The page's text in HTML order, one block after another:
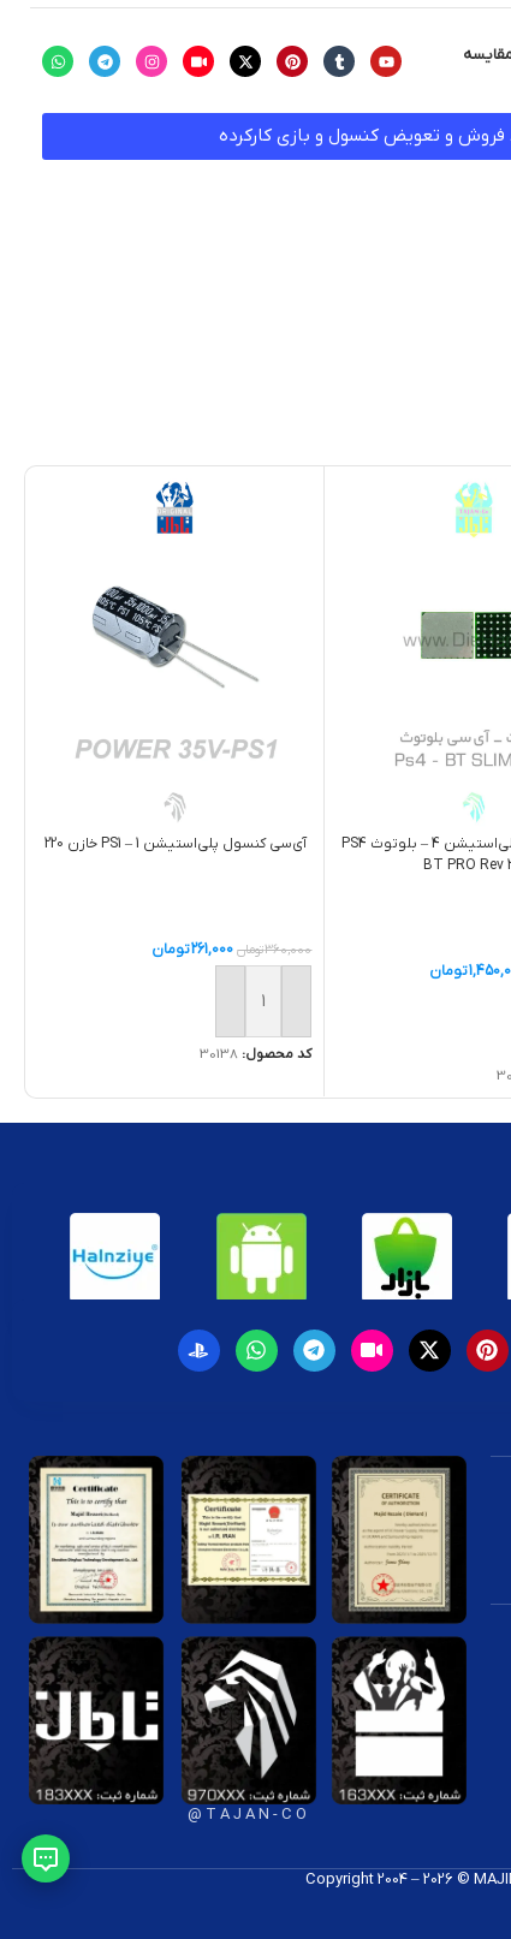
فروش و تعویض کنسول و بازی کارکرده
آی‌سی کنسول پلی‌استیشن 4 – بلوتوث PS4
BT PRO Rev
تومان
خرید
آی‌سی کنسول پلی‌استیشن 1 – PS1 خازن 220
360,000تومان 261,000تومان
افزودن به سبد خرید
کد محصول: 30138
T A J A N - C O @
Copyright 2004 – 2026 ©